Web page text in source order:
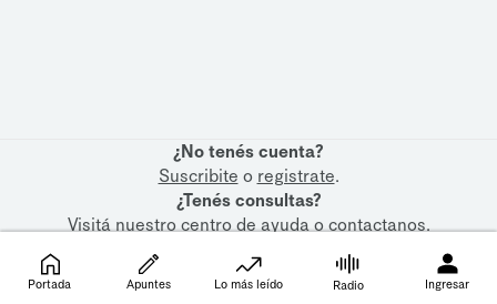
¿No tenés cuenta?
Suscribite o registrate.
¿Tenés consultas?
Visitá nuestrocentro de ayudaocontactanos.
Portada Apuntes Lo más leído Radio Ingresar